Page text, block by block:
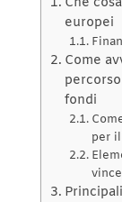
europei
Come
fondi
per